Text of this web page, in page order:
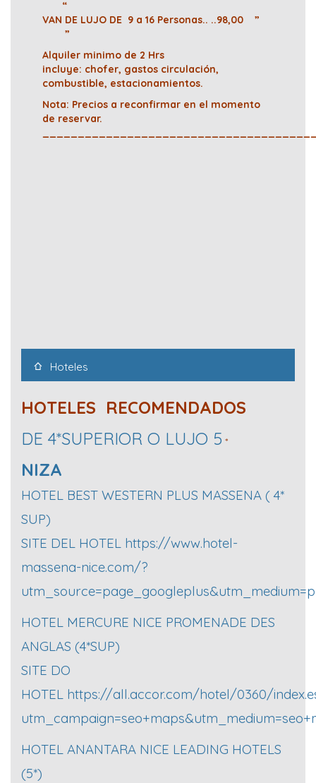
“
VAN DE LUJO DE 9 a 16 Personas.. ..98,00 ”
”
Alquiler minimo de 2 Hrs
incluye: chofer, gastos circulación,
combustible, estacionamientos.
Nota: Precios a reconfirmar en el momento
de reservar.
Hoteles
HOTELES RECOMENDADOS
DE 4*SUPERIOR O LUJO 5 *
NIZA
HOTEL BEST WESTERN PLUS MASSENA ( 4*
SUP)
SITE DEL HOTEL https://www.hotel-
massena-nice.com/?
HOTEL MERCURE NICE PROMENADE DES
ANGLAS (4*SUP)
SITE DO
HOTEL https://all.accor.com/hotel/0360/
HOTEL ANANTARA NICE LEADING HOTELS
(5*)